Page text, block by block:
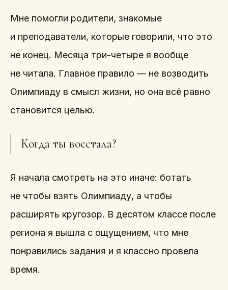
Мне помогли родители, знакомые
и преподаватели, которые говорили, что это
не конец. Месяца три-четыре я вообще
не читала. Главное правило — не возводить
Олимпиаду в смысл жизни, но она всё равно
становится целью.
Когда ты восстала?
Я начала смотреть на это иначе: ботать
не чтобы взять Олимпиаду, а чтобы
расширять кругозор. В десятом классе после
региона я вышла с ощущением, что мне
понравились задания и я классно провела
время.